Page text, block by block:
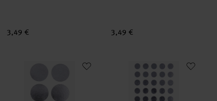
3,49 € 3,49 €
Paper Poetry Sticker Punkte silber 25mm 4 Bogen
Paper Poetry Sticker Punkte